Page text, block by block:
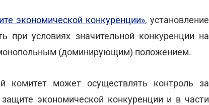
экономической конкуренции», установление
условиях значительной конкуренции на
(доминирующим) положением.
комитет может осуществлять контроль за
экономической конкуренции и в части